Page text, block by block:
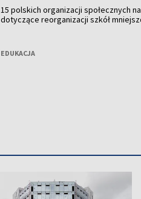
15 polskich organizacji społecznych
dotyczące reorganizacji szkół
EDUKACJA